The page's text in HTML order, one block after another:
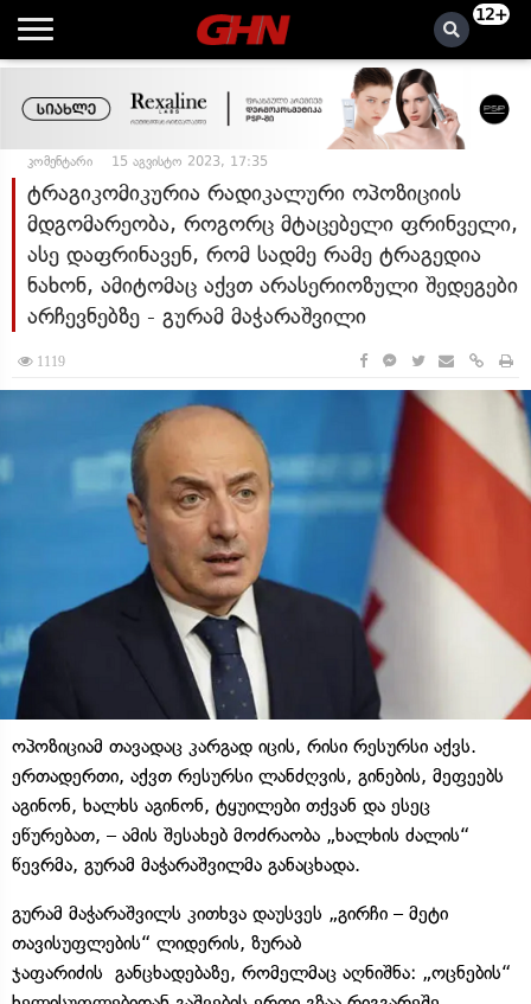
12+
კომენტარი 15 აგვისტო 2023, 17:35
ტრაგიკომიკურია რადიკალური ოპოზიციის
მდგომარეობა, როგორც მტაცებელი ფრინველი,
ასე დაფრინავენ, რომ სადმე რამე ტრაგედია
ნახონ, ამიტომაც აქვთ არასერიოზული შედეგები
არჩევნებზე - გურამ მაჭარაშვილი
1119
ოპოზიციამ თავადაც კარგად იცის, რისი რესურსი აქვს.
ერთადერთი, აქვთ რესურსი ლანძღვის, გინების, მეფეებს
აგინონ, ხალხს აგინონ, ტყუილები თქვან და ესეც
ეწურებათ, – ამის შესახებ მოძრაობა „ხალხის ძალის“
წევრმა, გურამ მაჭარაშვილმა განაცხადა.
გურამ მაჭარაშვილს კითხვა დაუსვეს „გირჩი – მეტი
თავისუფლების“ ლიდერის, ზურაბ
ჯაფარიძის განცხადებაზე, რომელმაც აღნიშნა: „ოცნების“